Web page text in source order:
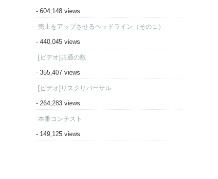
- 604,148 views
売上をアップさせるヘッドライン（その１）
- 440,045 views
[ビデオ]共通の敵
- 355,407 views
[ビデオ]リスクリバーサル
- 264,283 views
本番コンテスト
- 149,125 views